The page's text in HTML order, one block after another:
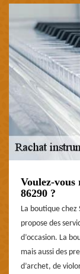
Voulez-
86290 ?
La boutique
propose des
d’occasion. La
mais aussi des
d’archet, de